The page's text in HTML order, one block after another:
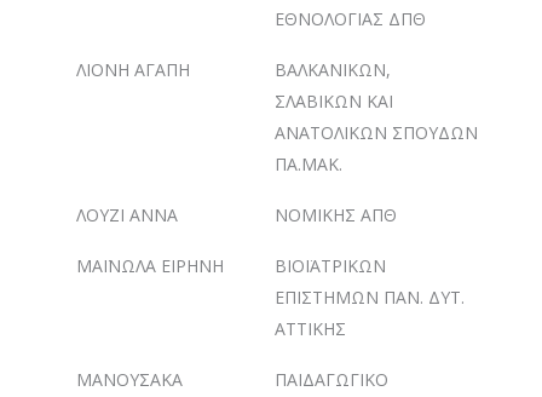
ΕΘΝΟΛΟΓΙΑΣ ΔΠΘ
ΛΙΟΝΗ ΑΓΑΠΗ
ΒΑΛΚΑΝΙΚΩΝ,
ΣΛΑΒΙΚΩΝ ΚΑΙ
ΑΝΑΤΟΛΙΚΩΝ ΣΠΟΥΔΩΝ
ΠΑ.ΜΑΚ.
ΛΟΥΖΙ ΑΝΝΑ ΝΟΜΙΚΗΣ ΑΠΘ
ΜΑΪΝΩΛΑ ΕΙΡΗΝΗ
ΒΙΟΪΑΤΡΙΚΩΝ
ΕΠΙΣΤΗΜΩΝ ΠΑΝ. ΔΥΤ.
ΑΤΤΙΚΗΣ
ΜΑΝΟΥΣΑΚΑ
ΠΑΙΔΑΓΩΓΙΚΟ